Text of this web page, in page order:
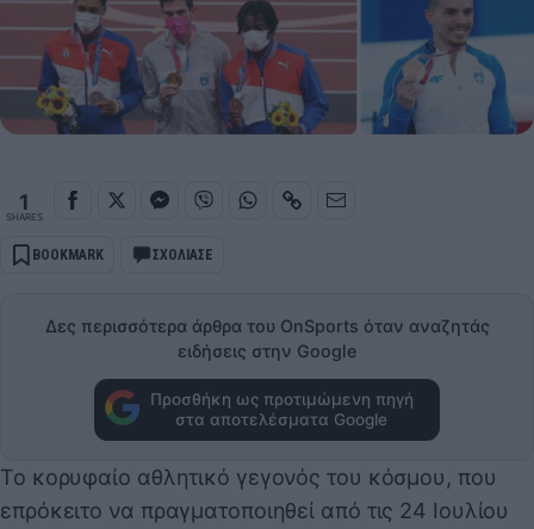
1
SHARES
BOOKMARK ΣΧΟΛΙΑΣΕ
Δες περισσότερα άρθρα του OnSports όταν αναζητάς
ειδήσεις στην Google
Προσθήκη ως προτιμώμενη πηγή
στα αποτελέσματα Google
Το κορυφαίο αθλητικό γεγονός του κόσμου, που
επρόκειτο να πραγματοποιηθεί από τις 24 Ιουλίου